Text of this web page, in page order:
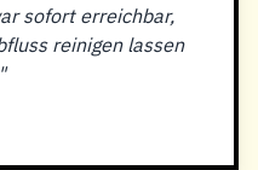
sofort erreichbar,
reinigen lassen